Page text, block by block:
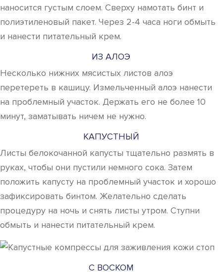
наносится густым слоем. Сверху намотать бинт и
полиэтиленовый пакет. Через 2-4 часа ноги обмыть
и нанести питательный крем.
ИЗ АЛОЭ
Несколько нижних мясистых листов алоэ
перетереть в кашицу. Измельченный алоэ нанести
на проблемный участок. Держать его не более 10
минут, заматывать ничем не нужно.
КАПУСТНЫЙ
Листы белокочанной капусты тщательно размять в
руках, чтобы они пустили немного сока. Затем
положить капусту на проблемный участок и хорошо
зафиксировать бинтом. Желательно сделать
процедуру на ночь и снять листы утром. Ступни
обмыть и нанести питательный крем.
С ВОСКОМ